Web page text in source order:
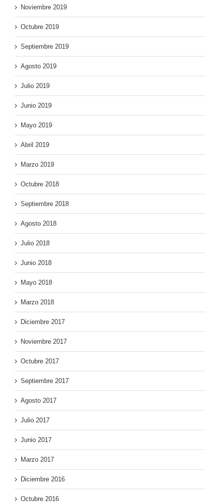
Noviembre 2019
Octubre 2019
Septiembre 2019
Agosto 2019
Julio 2019
Junio 2019
Mayo 2019
Abril 2019
Marzo 2019
Octubre 2018
Septiembre 2018
Agosto 2018
Julio 2018
Junio 2018
Mayo 2018
Marzo 2018
Diciembre 2017
Noviembre 2017
Octubre 2017
Septiembre 2017
Agosto 2017
Julio 2017
Junio 2017
Marzo 2017
Diciembre 2016
Octubre 2016